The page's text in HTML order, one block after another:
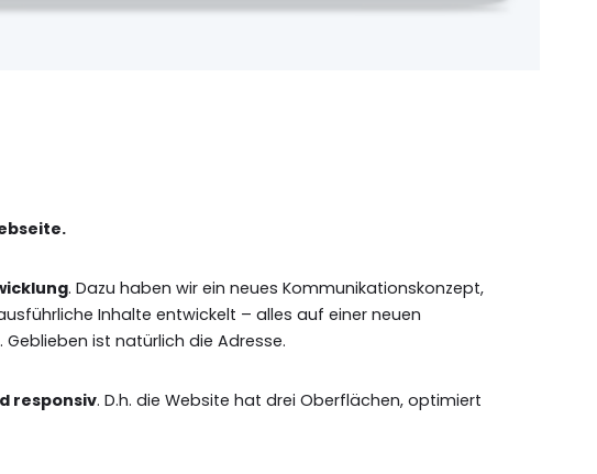
. Dazu haben wir ein neues Kommunikationskonzept,
Inhalte entwickelt – alles auf einer neuen
ist natürlich die Adresse.
responsiv. D.h. die Website hat drei Oberflächen, optimiert